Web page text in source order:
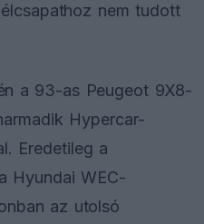
nem tudott
a 93-as Peugeot 9X8-
Hypercar-
Eredetileg a
Hyundai WEC-
az utolsó